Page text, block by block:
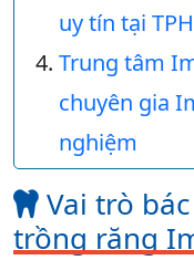
uy tín tại
Trung tâm
chuyên gia
nghiệm
Vai trò
trồng răng